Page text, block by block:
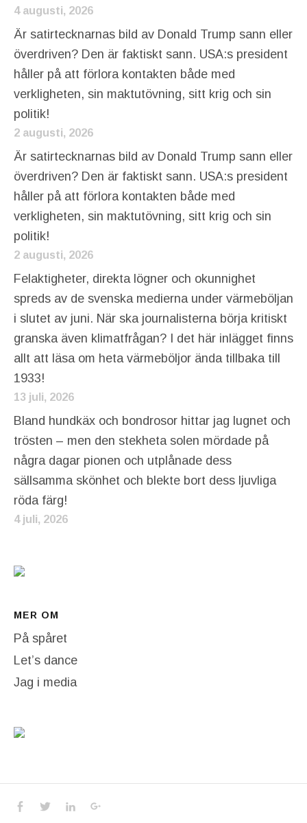
4 augusti, 2026
Är satirtecknarnas bild av Donald Trump sann eller
överdriven? Den är faktiskt sann. USA:s president
håller på att förlora kontakten både med
verkligheten, sin maktutövning, sitt krig och sin
politik!
2 augusti, 2026
Är satirtecknarnas bild av Donald Trump sann eller
överdriven? Den är faktiskt sann. USA:s president
håller på att förlora kontakten både med
verkligheten, sin maktutövning, sitt krig och sin
politik!
2 augusti, 2026
Felaktigheter, direkta lögner och okunnighet
spreds av de svenska medierna under värmeböljan
i slutet av juni. När ska journalisterna börja kritiskt
granska även klimatfrågan? I det här inlägget finns
allt att läsa om heta värmeböljor ända tillbaka till
1933!
13 juli, 2026
Bland hundkäx och bondrosor hittar jag lugnet och
trösten – men den stekheta solen mördade på
några dagar pionen och utplånade dess
sällsamma skönhet och blekte bort dess ljuvliga
röda färg!
4 juli, 2026
MER OM
På spåret
Let’s dance
Jag i media
Social Media Profiles
Facebook
TwitterLinkedIn